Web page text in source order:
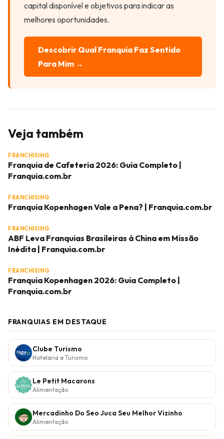
capital disponível e objetivos para indicar as
melhores oportunidades.
Descobrir Qual Franquia Faz Sentido
Para Mim →
Veja também
FRANCHISING
Franquia de Cafeteria 2026: Guia Completo |
Franquia.com.br
FRANCHISING
Franquia Kopenhagen Vale a Pena? | Franquia.com.br
FRANCHISING
ABF Leva Franquias Brasileiras à China em Missão
Inédita | Franquia.com.br
FRANCHISING
Franquia Kopenhagen 2026: Guia Completo |
Franquia.com.br
FRANQUIAS EM DESTAQUE
Clube Turismo
Hotelaria e Turismo
Le Petit Macarons
Alimentação
Mercadinho Do Seo Juca Seu Melhor Vizinho
Alimentação